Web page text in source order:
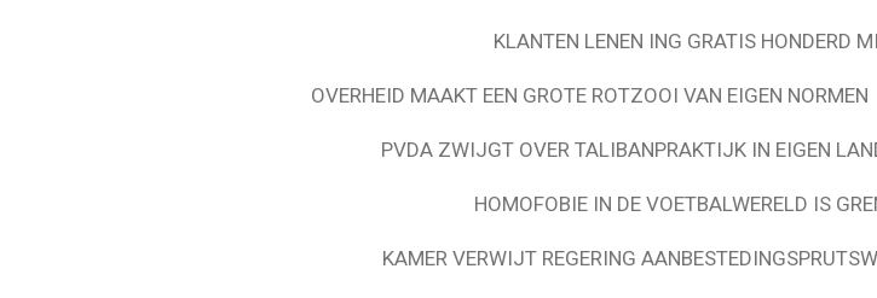
KLANTEN LENEN ING GRATIS HONDERD
OVERHEID MAAKT EEN GROTE ROTZOOI VAN EIGEN NORMEN
PVDA ZWIJGT OVER TALIBANPRAKTIJK IN EIGEN
HOMOFOBIE IN DE VOETBALWERELD IS
KAMER VERWIJT REGERING